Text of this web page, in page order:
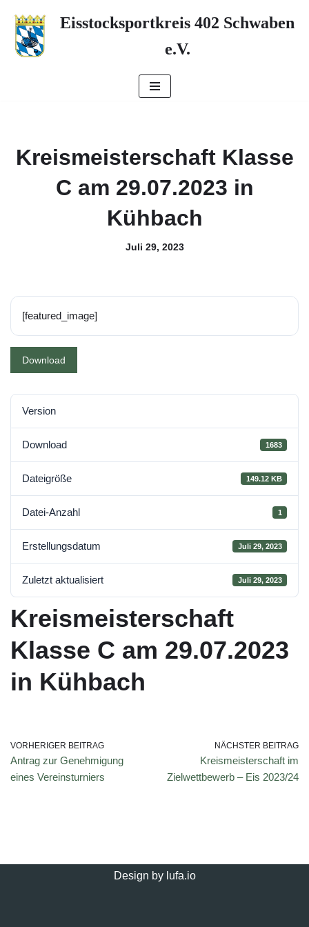
Zum
Inhalt
Eisstocksportkreis 402 Schwaben
e.V.
Kreismeisterschaft Klasse
C am 29.07.2023 in
Kühbach
Juli 29, 2023
[featured_image]
Download
Version
Download 1683
Dateigröße 149.12 KB
Datei-Anzahl 1
Erstellungsdatum Juli 29, 2023
Zuletzt aktualisiert Juli 29, 2023
Kreismeisterschaft
Klasse C am 29.07.2023
in Kühbach
VORHERIGER BEITRAG
Antrag zur Genehmigung
eines Vereinsturniers
NÄCHSTER BEITRAG
Kreismeisterschaft im
Zielwettbewerb – Eis 2023/24
Design by lufa.io